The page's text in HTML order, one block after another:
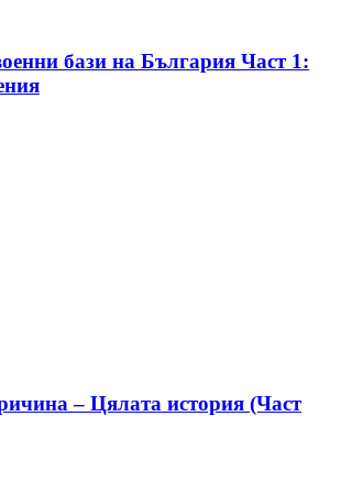
бази на България Част 1:
– Цялата история (Част